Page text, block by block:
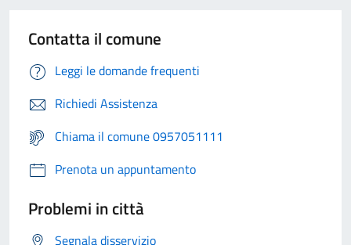
Contatta il comune
Leggi le domande frequenti
Richiedi Assistenza
Chiama il comune 0957051111
Prenota un appuntamento
Problemi in città
Segnala disservizio